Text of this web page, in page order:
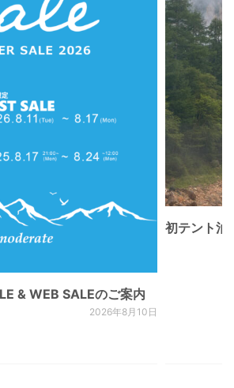
& WEB SALEのご案内
2026年8月10日
初テント